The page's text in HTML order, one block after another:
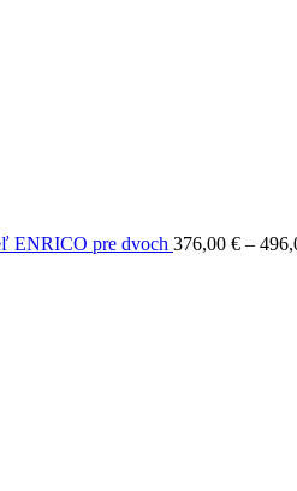
ENRICO pre dvoch 376,00 € –